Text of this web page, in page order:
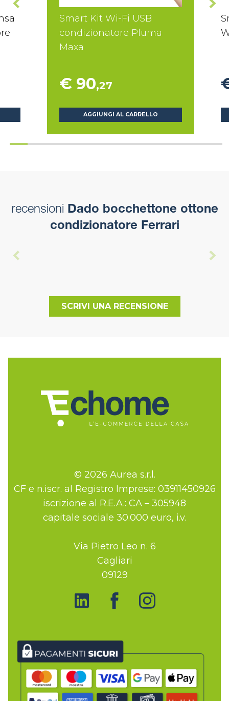
Smart Kit Wi-Fi USB
condizionatore Pluma
Maxa
€ 90,27
AGGIUNGI AL CARRELLO
recensioni Dado bocchettone ottone
condizionatore Ferrari
SCRIVI UNA RECENSIONE
© 2026 Aurea s.r.l.
CF e n.iscr. al Registro Imprese: 03911450926
iscrizione al R.E.A.: CA – 305948
capitale sociale 30.000 euro, i.v.
Via Pietro Leo n. 6
Cagliari
09129